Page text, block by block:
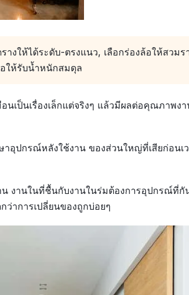
างให้ได้ระดับ-ตรงแนว, เลือกร่องล้อให้สวม
ให้รับน้ำหนักสมดุล
นเป็นเรื่องเล็กแต่จริงๆ แล้วมีผลต่อคุณภาพง
อุปกรณ์หลังใช้งาน ของส่วนใหญ่ที่เสียก่อนเว
งานในที่ชื้นกับงานในร่มต้องการอุปกรณ์ที่กั
าการเปลี่ยนของถูกบ่อยๆ